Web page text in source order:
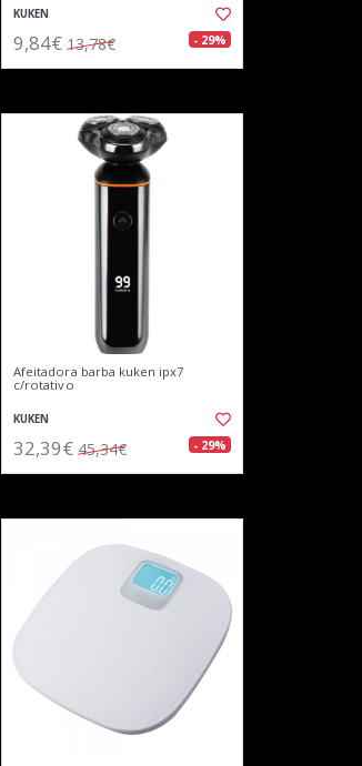
KUKEN
9,84€ 13,78€ - 29%
Afeitadora barba kuken ipx7
c/rotativo
KUKEN
32,39€ 45,34€ - 29%